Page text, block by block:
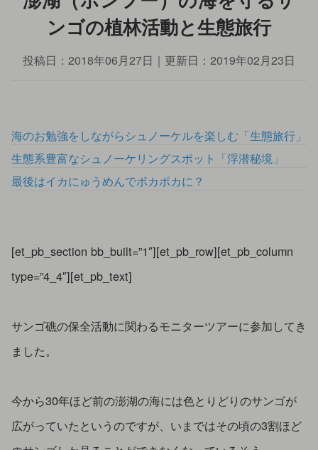
ンゴの植林活動と生態旅行
投稿日： 2018年06月27日 ｜更新日： 2019年02月23日
海のお勉強をしながらシュノーケルを楽しむ「生態旅行」
生態系豊富なシュノーケリングスポット「浮潜秘境」
最後はイカにゅうめんでポカポカに？
[et_pb_section bb_built=”1″][et_pb_row][et_pb_column
type=”4_4″][et_pb_text]
サンゴ礁の保全活動に関わるモニターツアーに参加してき
ました。
今から30年ほど前の澎湖の海には色とりどりのサンゴが
広がっていたというのですが、いまではその頃の3割ほど